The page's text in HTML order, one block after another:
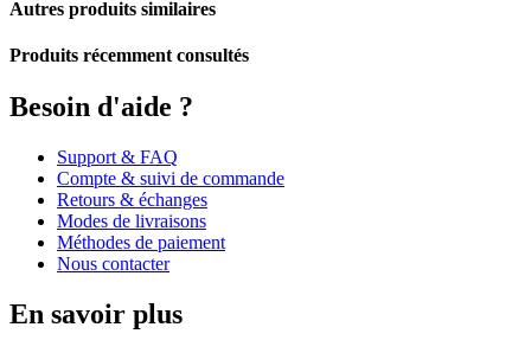
Autres produits similaires
Produits récemment consultés
Besoin d'aide ?
Support & FAQ
Compte & suivi de commande
Retours & échanges
Modes de livraisons
Méthodes de paiement
Nous contacter
En savoir plus